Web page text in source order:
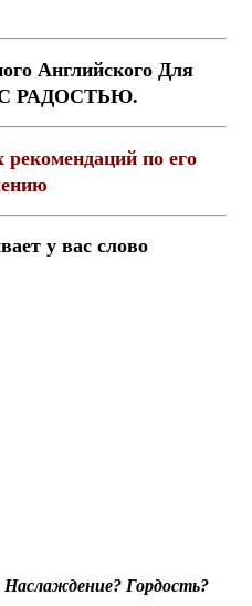
Английского Для
РАДОСТЬЮ.
по его
у вас слово
Гордость?